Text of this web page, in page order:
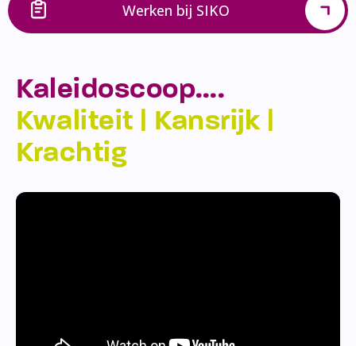
Werken bij SIKO
Kaleidoscoop….
Kwaliteit | Kansrijk |
Krachtig